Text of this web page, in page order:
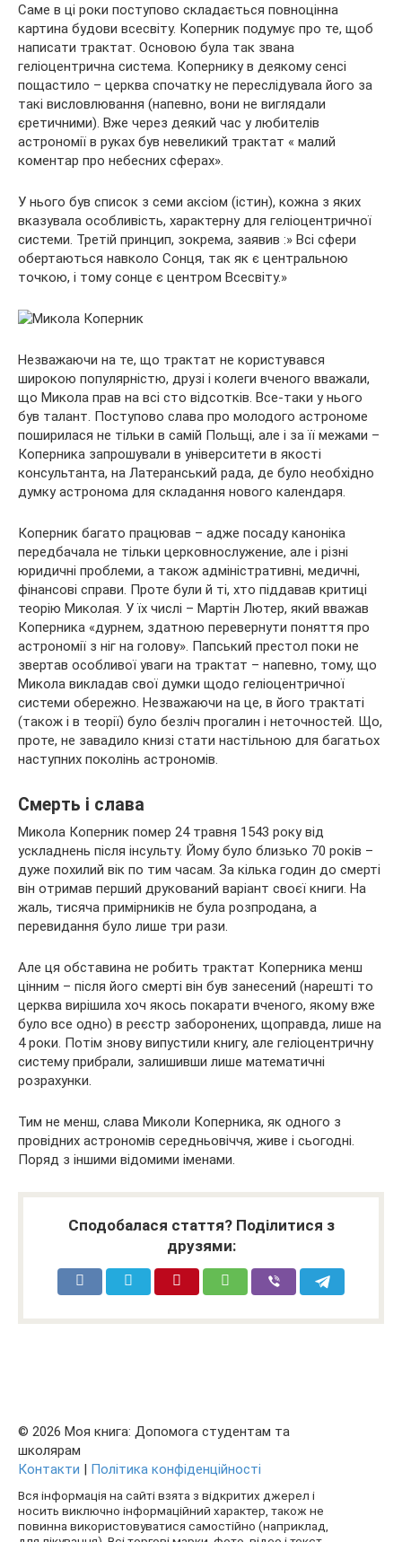
Саме в ці роки поступово складається повноцінна
картина будови всесвіту. Коперник подумує про те, щоб
написати трактат. Основою була так звана
геліоцентрична система. Копернику в деякому сенсі
пощастило – церква спочатку не переслідувала його за
такі висловлювання (напевно, вони не виглядали
єретичними). Вже через деякий час у любителів
астрономії в руках був невеликий трактат « малий
коментар про небесних сферах».
У нього був список з семи аксіом (істин), кожна з яких
вказувала особливість, характерну для геліоцентричної
системи. Третій принцип, зокрема, заявив :» Всі сфери
обертаються навколо Сонця, так як є центральною
точкою, і тому сонце є центром Всесвіту.»
Незважаючи на те, що трактат не користувався
широкою популярністю, друзі і колеги вченого вважали,
що Микола прав на всі сто відсотків. Все-таки у нього
був талант. Поступово слава про молодого астрономе
поширилася не тільки в самій Польщі, але і за її межами –
Коперника запрошували в університети в якості
консультанта, на Латеранський рада, де було необхідно
думку астронома для складання нового календаря.
Коперник багато працював – адже посаду каноніка
передбачала не тільки церковнослужение, але і різні
юридичні проблеми, а також адміністративні, медичні,
фінансові справи. Проте були й ті, хто піддавав критиці
теорію Миколая. У їх числі – Мартін Лютер, який вважав
Коперника «дурнем, здатною перевернути поняття про
астрономії з ніг на голову». Папський престол поки не
звертав особливої уваги на трактат – напевно, тому, що
Микола викладав свої думки щодо геліоцентричної
системи обережно. Незважаючи на це, в його трактаті
(також і в теорії) було безліч прогалин і неточностей. Що,
проте, не завадило книзі стати настільною для багатьох
наступних поколінь астрономів.
Смерть і слава
Микола Коперник помер 24 травня 1543 року від
ускладнень після інсульту. Йому було близько 70 років –
дуже похилий вік по тим часам. За кілька годин до смерті
він отримав перший друкований варіант своєї книги. На
жаль, тисяча примірників не була розпродана, а
перевидання було лише три рази.
Але ця обставина не робить трактат Коперника менш
цінним – після його смерті він був занесений (нарешті то
церква вирішила хоч якось покарати вченого, якому вже
було все одно) в реєстр заборонених, щоправда, лише на
4 роки. Потім знову випустили книгу, але геліоцентричну
систему прибрали, залишивши лише математичні
розрахунки.
Тим не менш, слава Миколи Коперника, як одного з
провідних астрономів середньовіччя, живе і сьогодні.
Поряд з іншими відомими іменами.
Сподобалася стаття? Поділитися з
друзями:
© 2026 Моя книга: Допомога студентам та
школярам
Контакти | Політика конфіденційності
Вся інформація на сайті взята з відкритих джерел і
носить виключно інформаційний характер, також не
повинна використовуватися самостійно (наприклад,